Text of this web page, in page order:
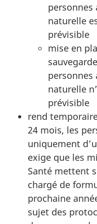
naturelle
prévisible
mise en
naturelle
prévisible
rend
24 mois, les
uniquement
exige que les
Santé mettent
chargé de
prochaine
sujet des